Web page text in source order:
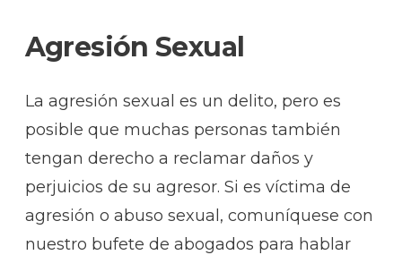
Agresión Sexual
La agresión sexual es un delito, pero es
posible que muchas personas también
tengan derecho a reclamar daños y
perjuicios de su agresor. Si es víctima de
agresión o abuso sexual, comuníquese con
nuestro bufete de abogados para hablar